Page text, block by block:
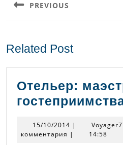
записям
PREVIOUS
Related Post
Отельер:
15/10/2014 15/10/2014
|
комментария | 14:58